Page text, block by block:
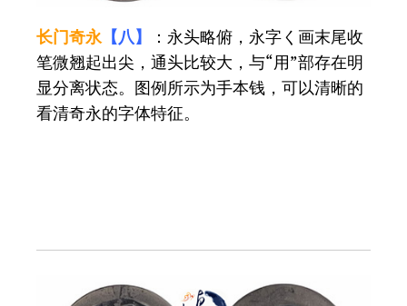
长门奇永【八】
：永头略俯，永字く画末尾收
笔微翘起出尖，通头比较大，与“用”部存在明
显分离状态。图例所示为手本钱，可以清晰的
看清奇永的字体特征。